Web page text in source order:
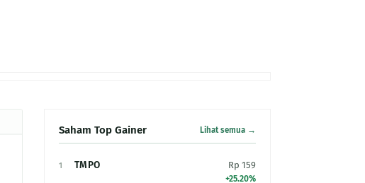
Saham Top Gainer Lihat semua →
1 TMPO Rp 159
+25.20%